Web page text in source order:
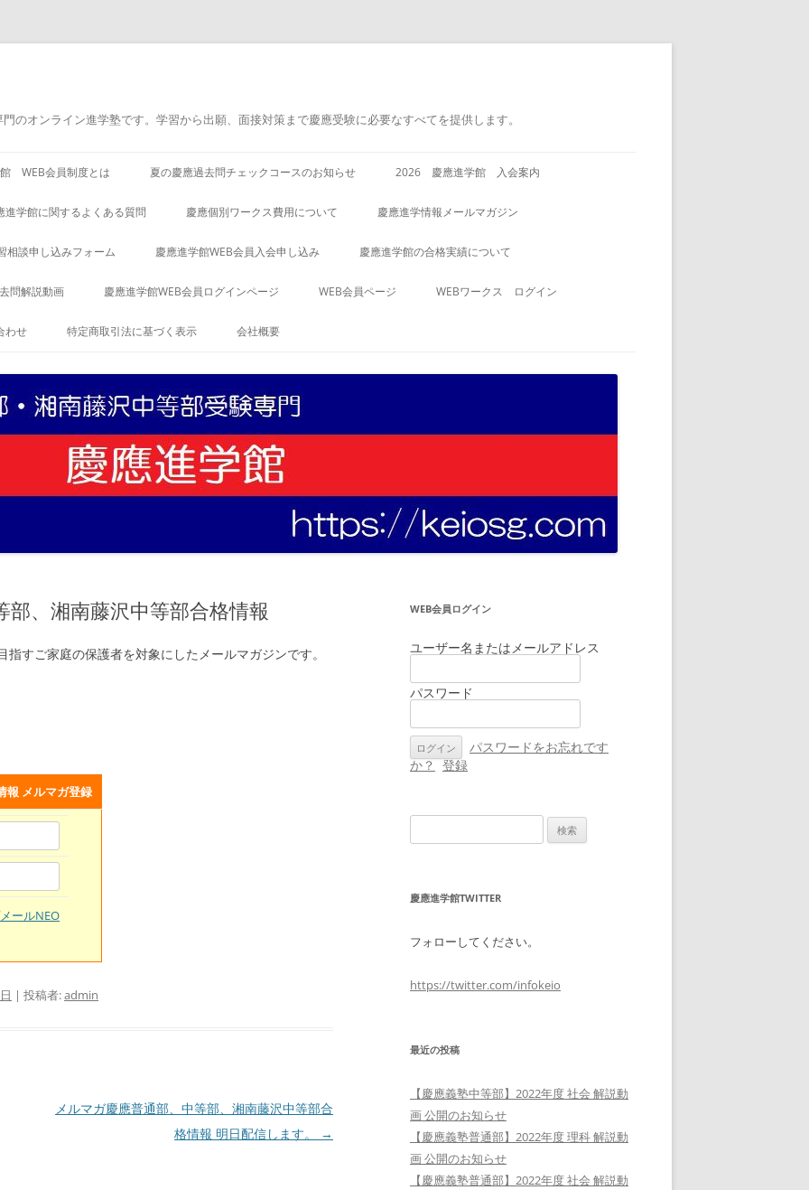
のオンライン進学塾です。学習から出願、面接対策まで慶應受験に必要なすべてを提供します。
WEB会員制度とは 夏の慶應過去問チェックコースのお知らせ 2026 慶應進学館 入会案内
進学館に関するよくある質問 慶應個別ワークス費用について 慶應進学情報メールマガジン
相談申し込みフォーム 慶應進学館WEB会員入会申し込み 慶應進学館の合格実績について
問解説動画 慶應進学館WEB会員ログインページ WEB会員ページ WEBワークス ログイン
わせ 特定商取引法に基づく表示 会社概要
、湘南藤沢中等部合格情報
すご家庭の保護者を対象にしたメールマガジンです。
報 メルマガ登録
ールNEO
| 投稿者:admin
メルマガ慶應普通部、中等部、湘南藤沢中等部合
格情報 明日配信します。
→
WEB会員ログイン
ユーザー名またはメールアドレス
パスワード
パスワードをお忘れです
か？ 登録
索:
慶應進学館TWITTER
フォローしてください。
https://twitter.com/infokeio
最近の投稿
【慶應義塾中等部】2022年度 社会 解説動
画 公開のお知らせ
【慶應義塾普通部】2022年度 理科 解説動
画 公開のお知らせ
【慶應義塾普通部】2022年度 社会 解説動